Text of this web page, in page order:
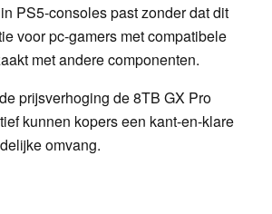
PS5-consoles past zonder dat dit
voor pc-gamers met compatibele
met andere componenten.
prijsverhoging de 8TB GX Pro
kunnen kopers een kant-en-klare
omvang.